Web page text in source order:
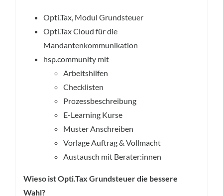
Opti.Tax, Modul Grundsteuer
Opti.Tax Cloud für die
Mandantenkommunikation
hsp.community mit
Arbeitshilfen
Checklisten
Prozessbeschreibung
E-Learning Kurse
Muster Anschreiben
Vorlage Auftrag & Vollmacht
Austausch mit Berater:innen
Wieso ist Opti.Tax Grundsteuer die bessere
Wahl?